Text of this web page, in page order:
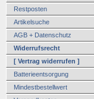
Restposten
Artikelsuche
AGB + Datenschutz
Widerrufsrecht
[ Vertrag widerrufen ]
Batterieentsorgung
Mindestbestellwert